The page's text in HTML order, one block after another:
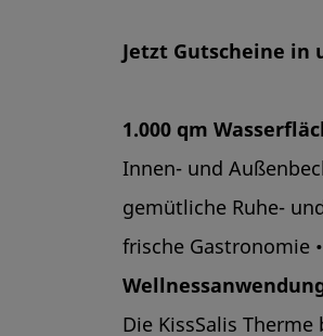
Jetzt Gutscheine in
1.000 qm
Innen- und
gemütliche Ruhe-
frische Gastronomie
Die KissSalis